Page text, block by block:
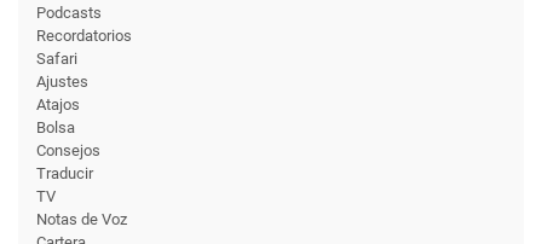
Podcasts
Recordatorios
Safari
Ajustes
Atajos
Bolsa
Consejos
Traducir
TV
Notas de Voz